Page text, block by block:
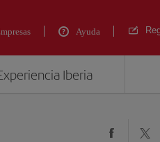
Ayuda
Iberia